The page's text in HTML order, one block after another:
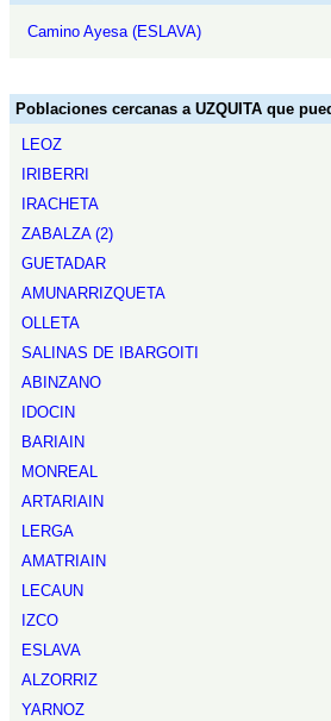
Camino Ayesa (ESLAVA)
Poblaciones cercanas a UZQUITA que
LEOZ
IRIBERRI
IRACHETA
ZABALZA (2)
GUETADAR
AMUNARRIZQUETA
OLLETA
SALINAS DE IBARGOITI
ABINZANO
IDOCIN
BARIAIN
MONREAL
ARTARIAIN
LERGA
AMATRIAIN
LECAUN
IZCO
ESLAVA
ALZORRIZ
YARNOZ